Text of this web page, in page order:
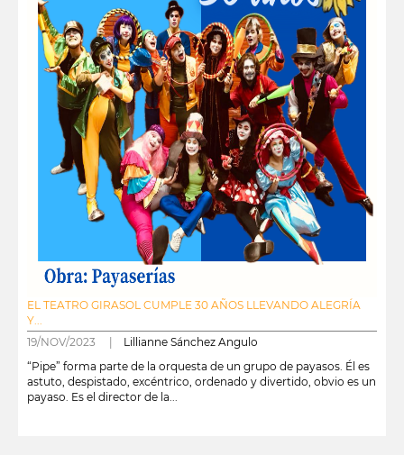
EL TEATRO GIRASOL CUMPLE 30 AÑOS LLEVANDO ALEGRÍA
Y...
19/NOV/2023 | Lillianne Sánchez Angulo
“Pipe” forma parte de la orquesta de un grupo de payasos. Él es
astuto, despistado, excéntrico, ordenado y divertido, obvio es un
payaso. Es el director de la...